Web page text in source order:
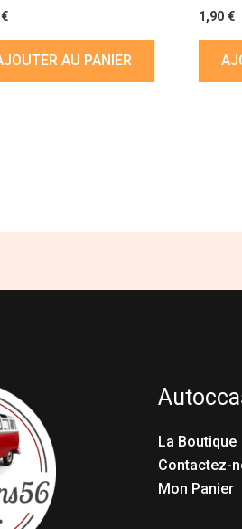
€
AU PANIER
1,90€
La Boutique
Contactez-
Mon Panier